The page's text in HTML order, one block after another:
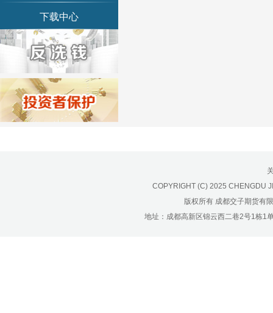
下载中心
COPYRIGHT (C) 2025 CHENGDU
版权所有 成都交子期货有
地址：成都高新区锦云西二巷2号1栋1
天津营业部：022-58812601，022-
58812610
绵阳营业部：0816-2238660，0816-
2220588
济南分公司：0531-86123236，
0531-86123618
重庆营业部：023-63799091，023-
63799310